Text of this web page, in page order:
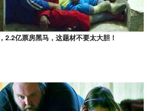
2.2亿票房黑马，这题材不要太大胆！